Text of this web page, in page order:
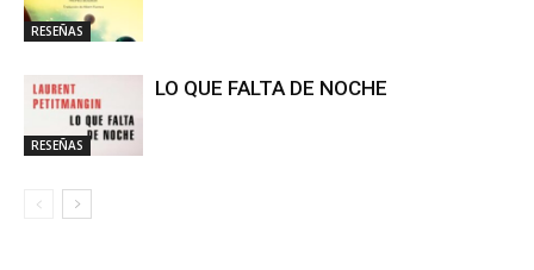
RESEÑAS
RESEÑAS
LO QUE FALTA DE NOCHE